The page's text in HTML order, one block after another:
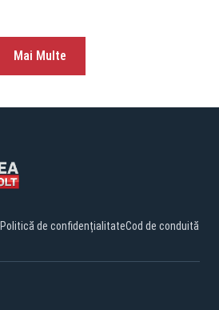
Mai Multe
Politică de confidențialitateCod de conduită